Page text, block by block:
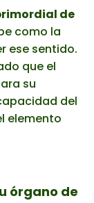
de
como la
ese sentido.
que el
su
del
elemento
órgano de